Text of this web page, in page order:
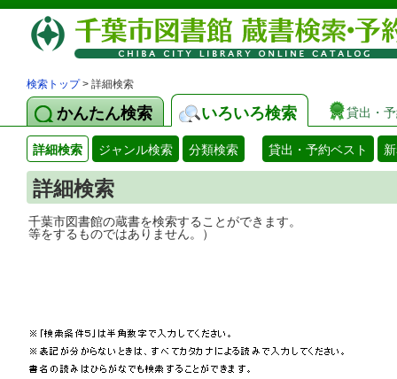
検索トップ> 詳細検索
かんたん検索 いろいろ検索 貸出・
詳細検索 ジャンル検索 分類検索 貸出・予約ベスト
詳細検索
千葉市図書館の蔵書を検索することがで
等をするものではありません。）